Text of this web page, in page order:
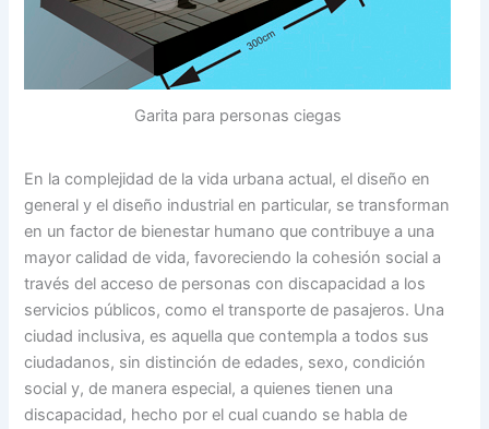
Garita para personas ciegas
En la complejidad de la vida urbana actual, el diseño en
general y el diseño industrial en particular, se transforman
en un factor de bienestar humano que contribuye a una
mayor calidad de vida, favoreciendo la cohesión social a
través del acceso de personas con discapacidad a los
servicios públicos, como el transporte de pasajeros. Una
ciudad inclusiva, es aquella que contempla a todos sus
ciudadanos, sin distinción de edades, sexo, condición
social y, de manera especial, a quienes tienen una
discapacidad, hecho por el cual cuando se habla de